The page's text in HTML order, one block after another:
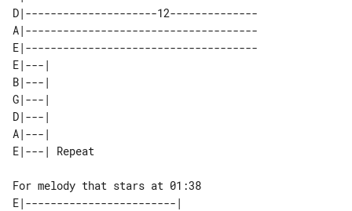
D|---------------------12--------------
A|-------------------------------------
E|-------------------------------------
E|---|
B|---|
G|---|
D|---|
A|---|
E|------------------------|